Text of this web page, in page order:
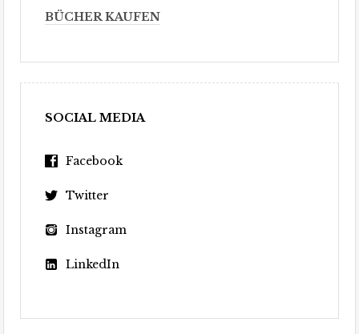
BÜCHER KAUFEN
SOCIAL MEDIA
Facebook
Twitter
Instagram
LinkedIn